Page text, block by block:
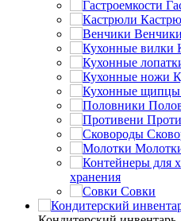
Венчики
хранения
Совки